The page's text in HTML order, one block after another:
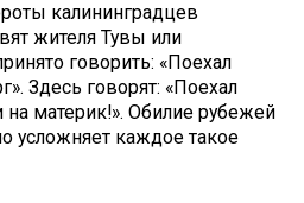
калининградцев
жителя Тувы или
говорить: «Поехал
Здесь говорят: «Поехал
материк!». Обилие рубежей
усложняет каждое такое